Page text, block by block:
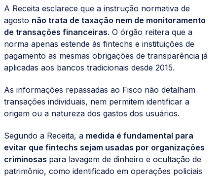
A Receita esclarece que a instrução normativa de
agosto não trata de taxação nem de monitoramento
de transações financeiras. O órgão reitera que a
norma apenas estende às fintechs e instituições de
pagamento as mesmas obrigações de transparência já
aplicadas aos bancos tradicionais desde 2015.
As informações repassadas ao Fisco não detalham
transações individuais, nem permitem identificar a
origem ou a natureza dos gastos dos usuários.
Segundo a Receita, a medida é fundamental para
evitar que fintechs sejam usadas por organizações
criminosas para lavagem de dinheiro e ocultação de
patrimônio, como identificado em operações policiais